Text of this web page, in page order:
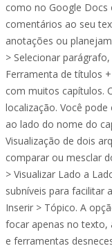
como no Google Docs
comentários ao seu
anotações ou
> Selecionar
Ferramenta de títulos
com muitos capítulos.
localização. Você
ao lado do nome do
Visualização de dois
comparar ou mesclar
> Visualizar Lado a
subníveis para facilitar
Inserir > Tópico. A
focar apenas no texto,
e ferramentas